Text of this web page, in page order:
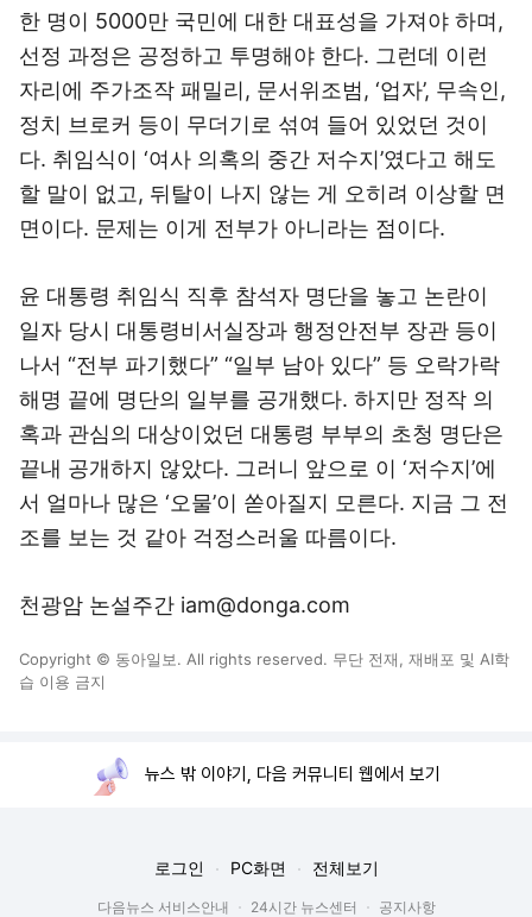
한 명이 5000만 국민에 대한 대표성을 가져야 하며,
선정 과정은 공정하고 투명해야 한다. 그런데 이런
자리에 주가조작 패밀리, 문서위조범, ‘업자’, 무속인,
정치 브로커 등이 무더기로 섞여 들어 있었던 것이
다. 취임식이 ‘여사 의혹의 중간 저수지’였다고 해도
할 말이 없고, 뒤탈이 나지 않는 게 오히려 이상할 면
면이다. 문제는 이게 전부가 아니라는 점이다.
윤 대통령 취임식 직후 참석자 명단을 놓고 논란이
일자 당시 대통령비서실장과 행정안전부 장관 등이
나서 “전부 파기했다” “일부 남아 있다” 등 오락가락
해명 끝에 명단의 일부를 공개했다. 하지만 정작 의
혹과 관심의 대상이었던 대통령 부부의 초청 명단은
끝내 공개하지 않았다. 그러니 앞으로 이 ‘저수지’에
서 얼마나 많은 ‘오물’이 쏟아질지 모른다. 지금 그 전
조를 보는 것 같아 걱정스러울 따름이다.
천광암 논설주간 iam@donga.com
Copyright © 동아일보. All rights reserved. 무단 전재, 재배포 및 AI학
습 이용 금지
뉴스 밖 이야기, 다음 커뮤니티 웹에서 보기
로그인 PC화면 전체보기
다음뉴스 서비스안내 24시간 뉴스센터 공지사항